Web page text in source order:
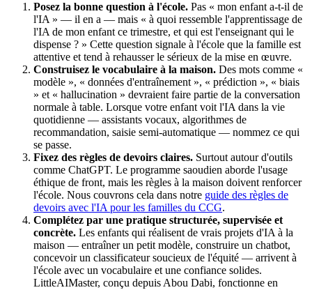
Posez la bonne question à l'école. Pas « mon enfant a-t-il de
l'IA » — il en a — mais « à quoi ressemble l'apprentissage de
l'IA de mon enfant ce trimestre, et qui est l'enseignant qui le
dispense ? » Cette question signale à l'école que la famille est
attentive et tend à rehausser le sérieux de la mise en œuvre.
Construisez le vocabulaire à la maison. Des mots comme «
modèle », « données d'entraînement », « prédiction », « biais
» et « hallucination » devraient faire partie de la conversation
normale à table. Lorsque votre enfant voit l'IA dans la vie
quotidienne — assistants vocaux, algorithmes de
recommandation, saisie semi-automatique — nommez ce qui
se passe.
Fixez des règles de devoirs claires. Surtout autour d'outils
comme ChatGPT. Le programme saoudien aborde l'usage
éthique de front, mais les règles à la maison doivent renforcer
l'école. Nous couvrons cela dans notre guide des règles de
devoirs avec l'IA pour les familles du CCG.
Complétez par une pratique structurée, supervisée et
concrète. Les enfants qui réalisent de vrais projets d'IA à la
maison — entraîner un petit modèle, construire un chatbot,
concevoir un classificateur soucieux de l'équité — arrivent à
l'école avec un vocabulaire et une confiance solides.
LittleAIMaster, conçu depuis Abou Dabi, fonctionne en